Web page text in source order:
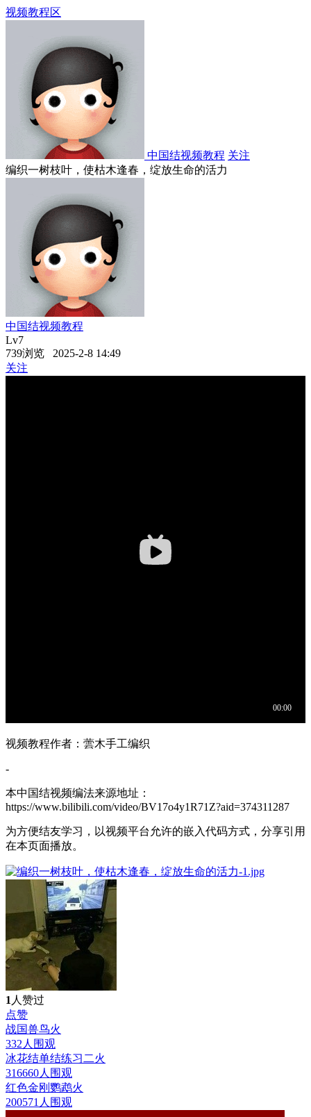
视频教程区
中国结视频教程 关注
编织一树枝叶，使枯木逢春，绽放生命的活力
中国结视频教程
Lv7
739浏览 2025-2-8 14:49
关注
视频教程作者：蕓木手工编织
-
本中国结视频编法来源地址：
https://www.bilibili.com/video/BV17o4y1R71Z?aid=374311287
为方便结友学习，以视频平台允许的嵌入代码方式，分享引用
在本页面播放。
1 人赞过
点赞
战国兽鸟火
332人围观
冰花结单结练习二火
316660人围观
红色金刚鹦鹉火
200571人围观